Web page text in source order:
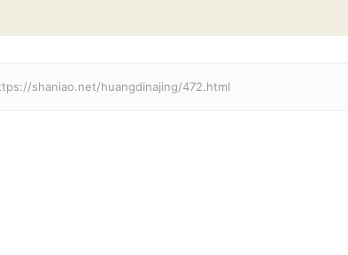
shaniao.net/huangdinajing/472.html